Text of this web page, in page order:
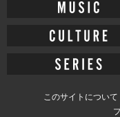
このサイトについて